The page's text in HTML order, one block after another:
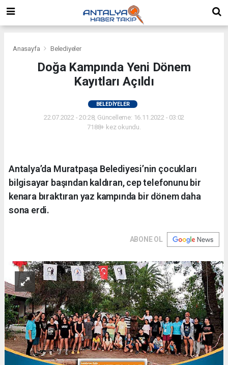
Anasayfa Belediyeler
Doğa Kampında Yeni Dönem
Kayıtları Açıldı
BELEDIYELER
22.07.2022 - 20:28, Güncelleme: 16.11.2022 - 03:02
7188+ kez okundu.
Antalya’da Muratpaşa Belediyesi’nin çocukları
bilgisayar başından kaldıran, cep telefonunu bir
kenara bıraktıran yaz kampında bir dönem daha
sona erdi.
ABONE OL